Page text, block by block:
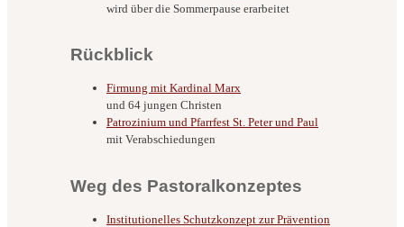
wird über die Sommerpause erarbeitet
Rückblick
Firmung mit Kardinal Marx
und 64 jungen Christen
Patrozinium und Pfarrfest St. Peter und Paul
mit Verabschiedungen
Weg des Pastoralkonzeptes
Institutionelles Schutzkonzept zur Prävention